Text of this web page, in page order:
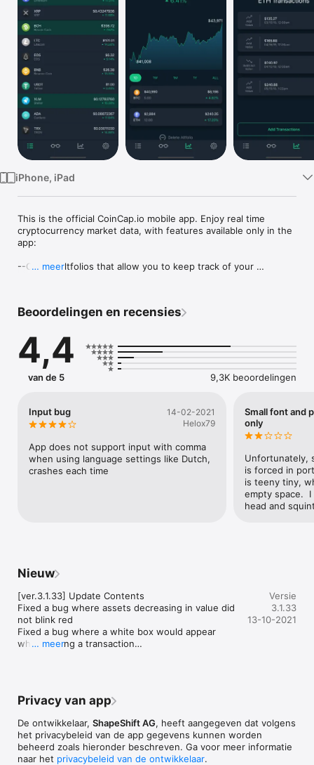
TV
iPhone, iPad
This is the official CoinCap.io mobile app. Enjoy real time
cryptocurrency market data, with features available only in the
app:
--Create Altfolios that allow you to keep track of your
No account or sign-up required. Keep up-to-date with the
easily.
Enjoy!
… meer
Beoordelingen en recensies
4,4
van de 5 9,3K beoordelingen
Input bug
14-02-2021
Helox79
App does not support input with comma
when using language settings like Dutch,
crashes each time
Small font and
only
Unfortunately,
is forced in
is teeny tiny,
empty space.
head and
Nieuw
[ver.3.1.33] Update Contents
Fixed a bug where assets decreasing in value did
not blink red
Fixed a bug where a white box would appear
when editing a transaction
Added an "Add/Edit" button on Altfolios page
New Feature! "Altfolio Sharing"
… meer
Versie
3.1.33
13-10-2021
Privacy van app
De ontwikkelaar, ShapeShift AG, heeft aangegeven dat volgens
het privacybeleid van de app gegevens kunnen worden
beheerd zoals hieronder beschreven. Ga voor meer informatie
naar het privacybeleid van de ontwikkelaar.